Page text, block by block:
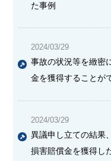
た事例
2024/03/29
事故の状況等を緻密
金を獲得することが
2024/03/29
異議申し立ての結果
損害賠償金を獲得し